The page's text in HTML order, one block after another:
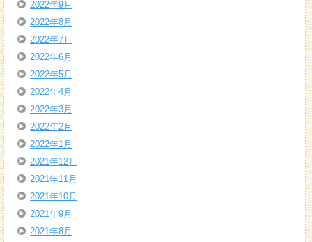
2022年9月
2022年8月
2022年7月
2022年6月
2022年5月
2022年4月
2022年3月
2022年2月
2022年1月
2021年12月
2021年11月
2021年10月
2021年9月
2021年8月